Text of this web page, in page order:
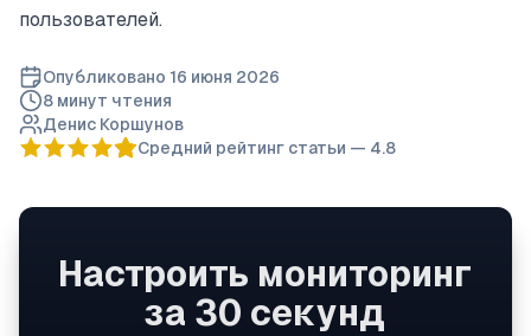
пользователей.
Опубликовано 16 июня 2026
8 минут чтения
Денис Коршунов
Средний рейтинг статьи — 4.8
Настроить мониторинг
за 30 секунд